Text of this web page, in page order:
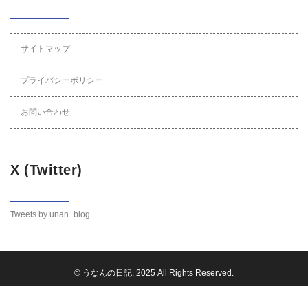
サイトマップ
プライバシーポリシー
お問い合わせ
X (Twitter)
Tweets by unan_blog
© うなんの日記, 2025 All Rights Reserved.